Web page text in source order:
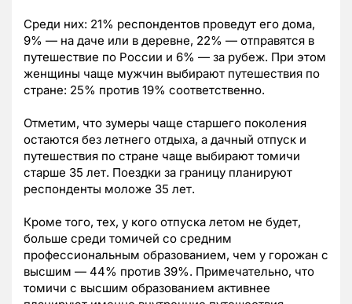
Среди них: 21% респондентов проведут его дома,
9% — на даче или в деревне, 22% — отправятся в
путешествие по России и 6% — за рубеж. При этом
женщины чаще мужчин выбирают путешествия по
стране: 25% против 19% соответственно.
Отметим, что зумеры чаще старшего поколения
остаются без летнего отдыха, а дачный отпуск и
путешествия по стране чаще выбирают томичи
старше 35 лет. Поездки за границу планируют
респонденты моложе 35 лет.
Кроме того, тех, у кого отпуска летом не будет,
больше среди томичей со средним
профессиональным образованием, чем у горожан с
высшим — 44% против 39%. Примечательно, что
томичи с высшим образованием активнее